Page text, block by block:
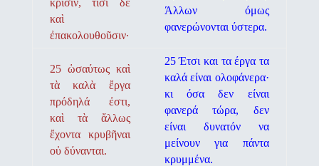
κρίσιν, τισὶ δὲ
καὶ
ἐπακολουθοῦσιν·
Άλλων όμως
φανερώνονται ύστερα.
25 ὡσαύτως καὶ
τὰ καλὰ ἔργα
πρόδηλά ἐστι,
καὶ τὰ ἄλλως
ἔχοντα κρυβῆναι
οὐ δύνανται.
25 Έτσι και τα έργα τα
καλά είναι ολοφάνερα·
κι όσα δεν είναι
φανερά τώρα, δεν
είναι δυνατόν να
μείνουν για πάντα
κρυμμένα.